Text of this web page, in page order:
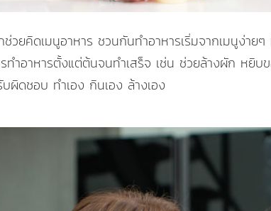
ช่วยคิดเมนูอาหาร ชวนกันทำอาหารเริ่มจากเมนูง่า
ำอาหารตั้งแต่ต้นจนทำเสร็จ เช่น ช่วยล้างผัก หยิ
ผิดชอบ ทำเอง กินเอง ล้างเอง